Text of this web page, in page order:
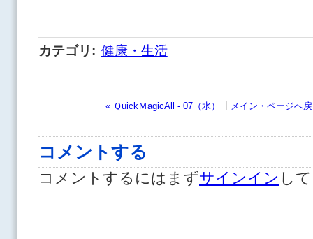
カテゴリ : 健康・生活
« ＱuickＭagicAll - 07（水） メイン・ページへ
コメントする
コメントするにはまずサインイン し